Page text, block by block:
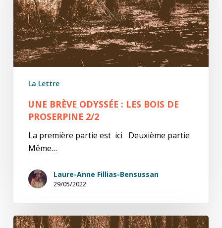
bois
de
Proserpine
2/2
La Lettre
UNE BRÈVE ODYSSÉE : LES BOIS DE
PROSERPINE 2/2
La première partie est ici Deuxième partie
Même…
Laure-Anne Fillias-Bensussan
29/05/2022
Une